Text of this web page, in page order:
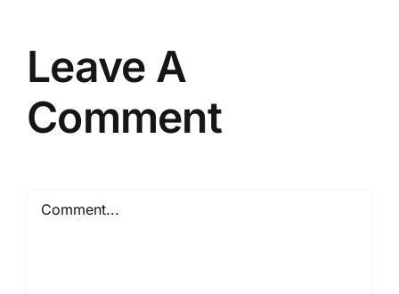
Leave A
Comment
Comment